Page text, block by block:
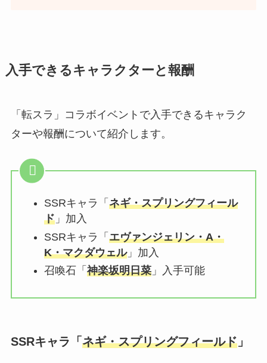
入手できるキャラクターと報酬
「転スラ」コラボイベントで入手できるキャラク
ターや報酬について紹介します。
SSRキャラ「 ネギ・スプリングフィール
ド」加入
SSRキャラ「 エヴァンジェリン・A・
K・マクダウェル」加入
召喚石「 神楽坂明日菜」入手可能
SSRキャラ「ネギ・スプリングフィールド」